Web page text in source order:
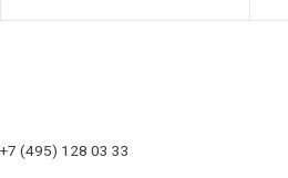
+7 (495) 128 03 33